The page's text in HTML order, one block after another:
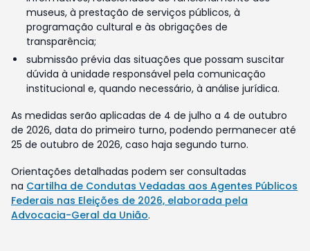
museus, à prestação de serviços públicos, à
programação cultural e às obrigações de
transparência;
submissão prévia das situações que possam suscitar
dúvida à unidade responsável pela comunicação
institucional e, quando necessário, à análise jurídica.
As medidas serão aplicadas de 4 de julho a 4 de outubro
de 2026, data do primeiro turno, podendo permanecer até
25 de outubro de 2026, caso haja segundo turno.
Orientações detalhadas podem ser consultadas
na Cartilha de Condutas Vedadas aos Agentes Públicos
Federais nas Eleições de 2026, elaborada pela
Advocacia-Geral da União.